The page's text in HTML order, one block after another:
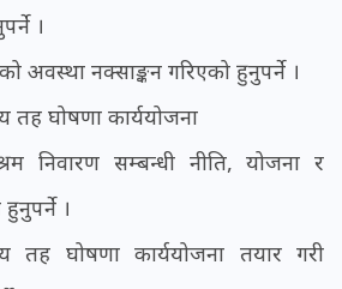
।
अवस्था नक्साङ्कन गरिएको हुनुपर्ने ।
तह घोषणा कार्ययोजना
निवारण सम्बन्धी नीति, योजना र
।
तह घोषणा कार्ययोजना तयार गरी